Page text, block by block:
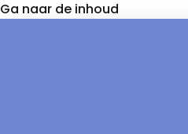
Ga naar de inhoud